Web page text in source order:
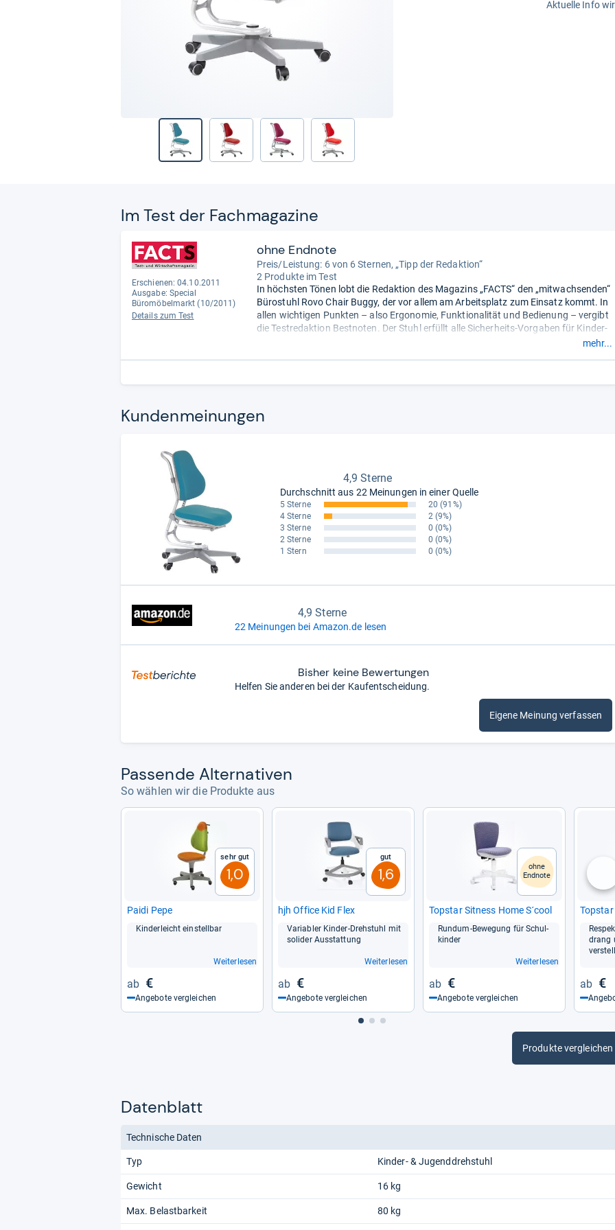
Aktuelle Info
Im Test der Fach­ma­ga­zine
Erschienen: 04.10.2011
Ausgabe: Special
Büromöbelmarkt (10/2011)
Details zum Test
ohne Endnote
Preis/Leistung: 6 von 6 Sternen, „Tipp der Redaktion“
2 Produkte im Test
In höchsten Tönen lobt die Redaktion des Magazins „FACTS“ den „mitwachsenden“
Bürostuhl Rovo Chair Buggy, der vor allem am Arbeitsplatz zum Einsatz kommt. In
allen wichtigen Punkten – also Ergonomie, Funktionalität und Bedienung – vergibt
die Testredaktion Bestnoten. Der Stuhl erfüllt alle Sicherheits-Vorgaben für Kinder-
und Jugendmöbel. Einen Punktabzug gibt es lediglich für das Design, da es wenig
untereinander kombiniert werden können.
mehr...
Kun­den­mei­nun­gen
4,9 Sterne
Durchschnitt aus 22 Meinungen in einer Quelle
5 Sterne 20 (91%)
4 Sterne
2 (9%)
3 Sterne
0 (0%)
2 Sterne
0 (0%)
1 Stern
0 (0%)
4,9 Sterne
22 Meinungen bei Amazon.de lesen
Bisher keine Bewertungen
Helfen Sie anderen bei der Kaufentscheidung.
Eigene Meinung verfassen
Pas­sende Alter­na­ti­ven
So wählen wir die Produkte aus
Sehr gut
1,0
Paidi Pepe
Kin­der­leicht ein­stell­bar
Weiterlesen
€
Angebote vergleichen
Gut
1,6
hjh Office Kid Flex
Varia­bler Kin­der-​Dreh­stuhl mit
soli­der Aus­stat­tung
Weiterlesen
€
Angebote vergleichen
ohne
Endnote
Top­star Sit­ness Home S´cool
Rundum-​Bewe­gung für Schul­
kin­der
Weiterlesen
€
Angebote vergleichen
Top­star
drang
€
Produkte vergleichen
Datenblatt
Technische Daten
Typ Kinder- & Jugenddrehstuhl
Gewicht 16 kg
Max. Belastbarkeit 80 kg